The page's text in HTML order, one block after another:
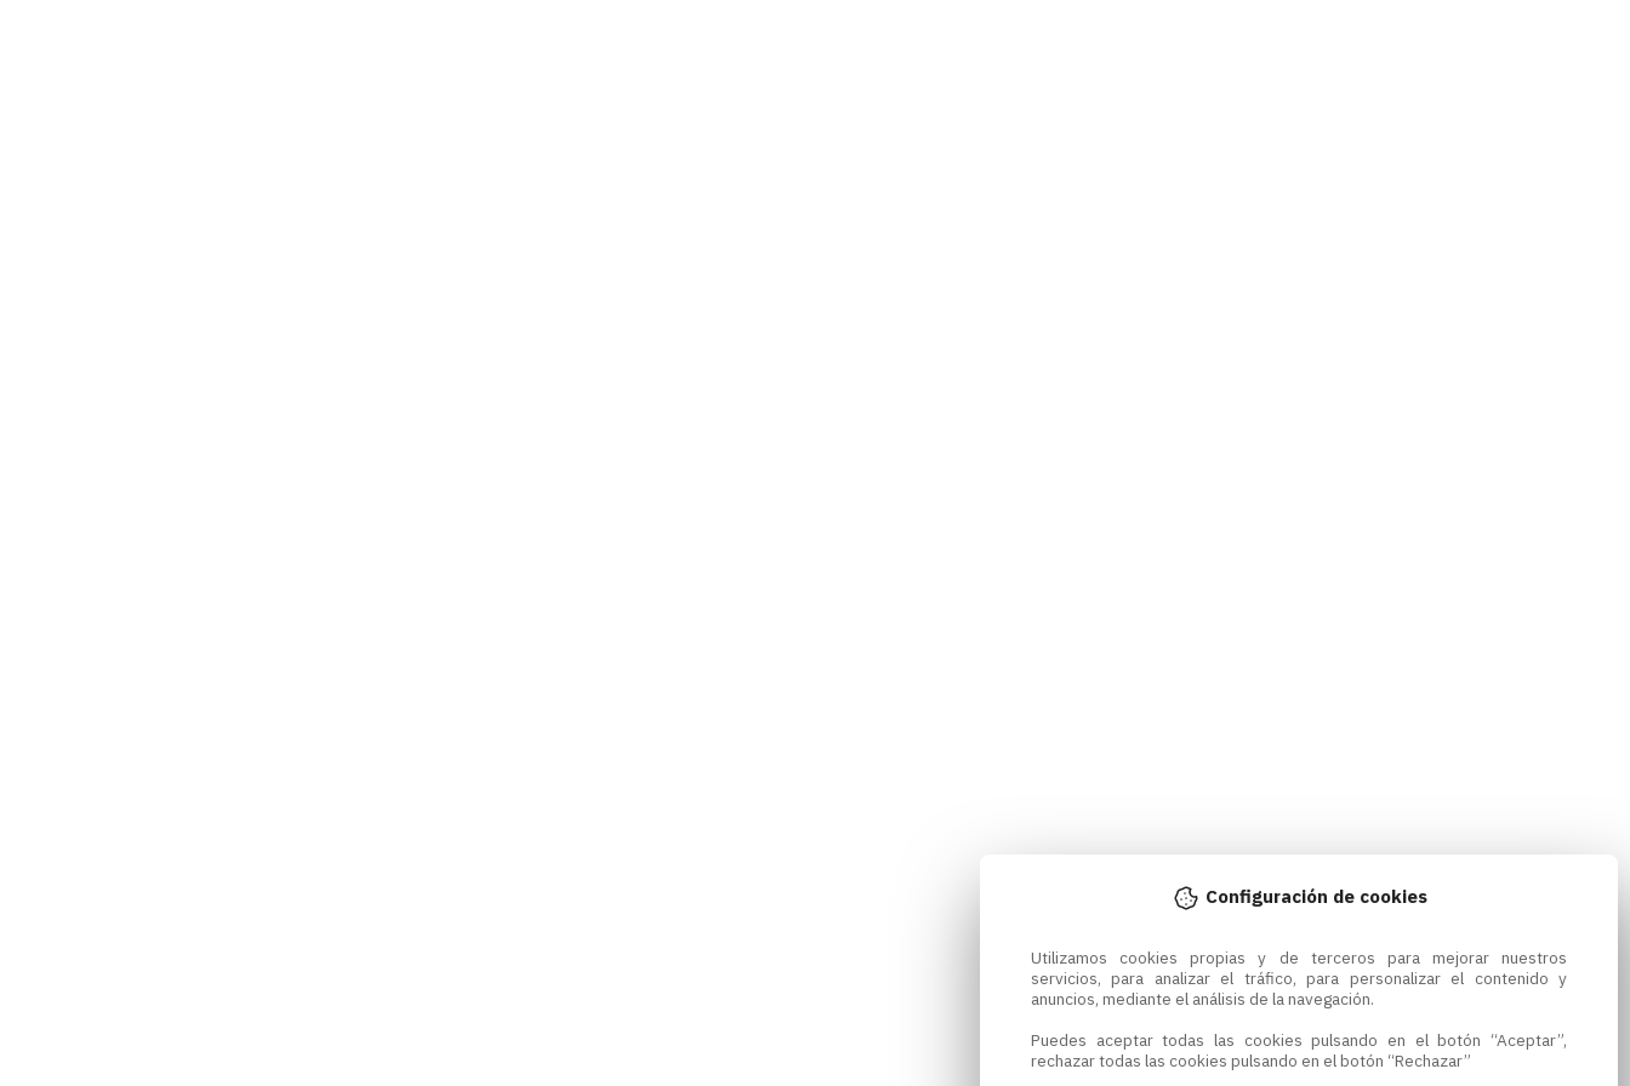
Configuración de cookies
Utilizamos cookies propias y de terceros para mejorar nuestros
servicios, para analizar el tráfico, para personalizar el contenido y
anuncios, mediante el análisis de la navegación.
Puedes aceptar todas las cookies pulsando en el botón “Aceptar”,
rechazar todas las cookies pulsando en el botón “Rechazar”